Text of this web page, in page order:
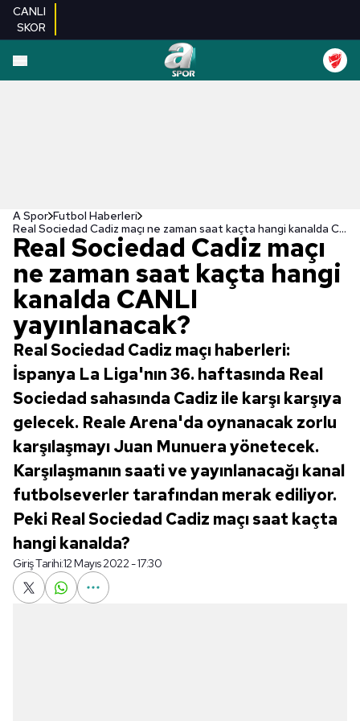
CANLI
SKOR
A Spor Futbol Haberleri
Real Sociedad Cadiz maçı ne zaman saat kaçta hangi kanalda CANLI yayınlanacak?
Real Sociedad Cadiz maçı
ne zaman saat kaçta hangi
kanalda CANLI
yayınlanacak?
Real Sociedad Cadiz maçı haberleri:
İspanya La Liga'nın 36. haftasında Real
Sociedad sahasında Cadiz ile karşı karşıya
gelecek. Reale Arena'da oynanacak zorlu
karşılaşmayı Juan Munuera yönetecek.
Karşılaşmanın saati ve yayınlanacağı kanal
futbolseverler tarafından merak ediliyor.
Peki Real Sociedad Cadiz maçı saat kaçta
hangi kanalda?
Giriş Tarihi:12 Mayıs 2022 - 17:30